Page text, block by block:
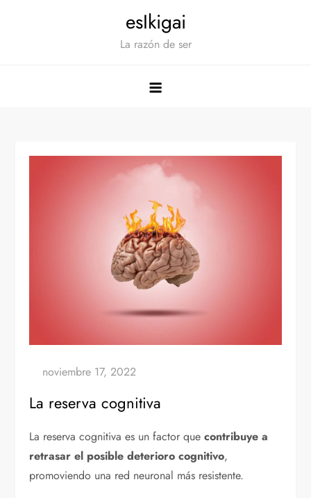
esIkigai
La razón de ser
La reserva cognitiva
La reserva cognitiva es un factor quecontribuye a
retrasar el posible deterioro cognitivo,
promoviendo una red neuronal más resistente.